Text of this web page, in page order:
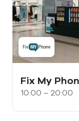
Fix My
10:00 – 20:00